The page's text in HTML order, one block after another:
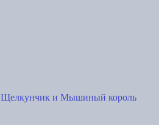
Щелкунчик и Мышиный король